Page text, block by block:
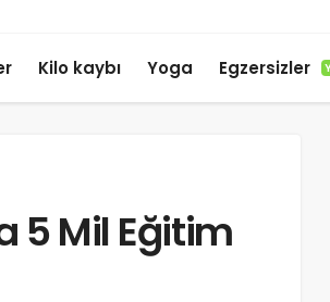
Kilo kaybı Yoga Egzersizler
5 Mil Eğitim